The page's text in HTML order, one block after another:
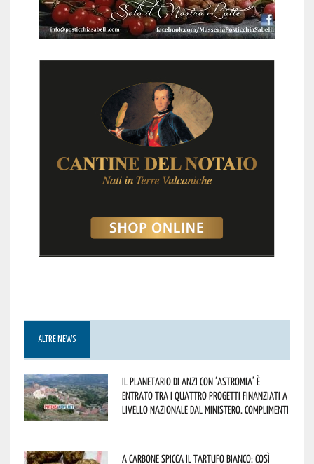
ALTRE NEWS
Il Planetario di Anzi con ‘Astromia’ è
entrato tra i quattro progetti finanziati a
livello nazionale dal Ministero. Complimenti
A Carbone spicca il tartufo bianco: così